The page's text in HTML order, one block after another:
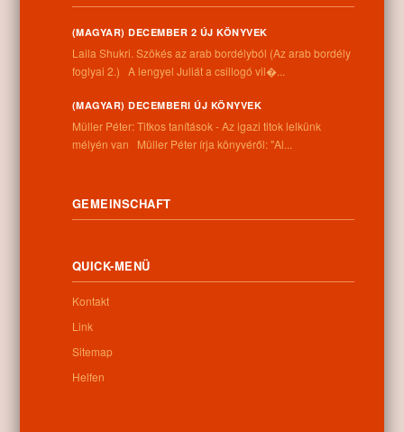
Informationen
Anschrift:
Telefonnummer:
+36 52 206 031
Öffnungszeiten:
Mittwoch: 9:00-12:00 13:00-16:30
Donnerstag: 9:00-12:00 13:00-16:30
Sonntag: geschlossen
Newsletter
(MAGYAR) DECEMBER 2 ÚJ KÖNYVEK
Laila Shukri. Szökés ​az arab bordélyból (Az arab bordély
foglyai 2.) A lengyel Juliát a csillogó vil�...
(MAGYAR) DECEMBERI ÚJ KÖNYVEK
Müller Péter: Titkos tanítások - Az igazi titok lelkünk
mélyén van Müller Péter írja könyvéről: "Al...
GEMEINSCHAFT
QUICK-MENÜ
Kontakt
Link
Sitemap
Helfen